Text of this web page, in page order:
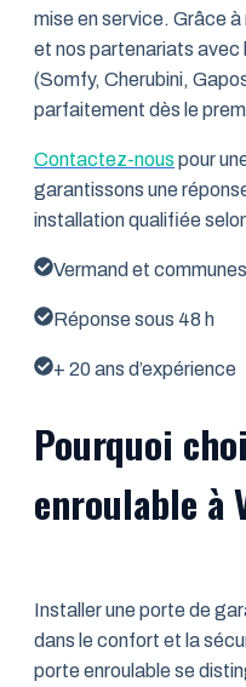
mise en service. Grâce
et nos partenariats avec
(Somfy, Cherubini,
parfaitement dès le
Contactez-nous pour
garantissons une
installation qualifiée
Vermand et
Réponse sous 48 h
+ 20 ans d’expérience
Pourquoi
enroulable à
Installer une porte de
dans le confort et la
porte enroulable se